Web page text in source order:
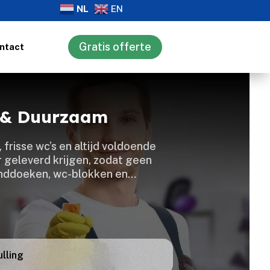
NL EN
Gratis offerte
Duurzaam
wc’s en altijd voldoende
geleverd krijgen, zodat geen
wc-blokken en…